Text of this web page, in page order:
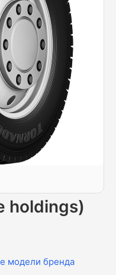
holdings)
модели бренда